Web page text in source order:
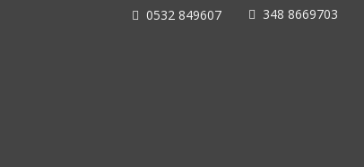
0532 849607 348 8669703